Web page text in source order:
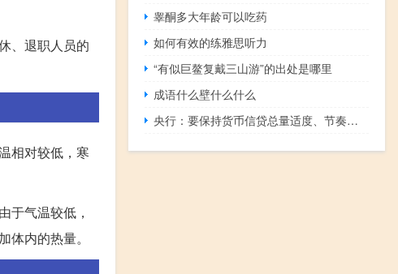
、退职人员的
相对较低，寒
于气温较低，
内的热量。
睾酮多大年龄可以吃药
如何有效的练雅思听力
“有似巨鳌复戴三山游”的出处是哪里
成语什么壁什么什么
央行：要保持货币信贷总量适度、节奏平稳